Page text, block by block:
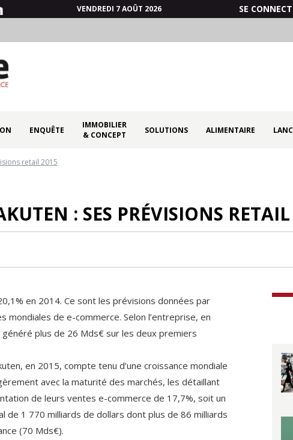
VENDREDI 7 AOÛT 2026 SE
ENQUÊTE
IMMOBILIER
& CONCEPT
SOLUTIONS ALIMENTAIRE
retail 2015
: SES PRÉVISIONS
en 2014. Ce sont les prévisions données par
mondiales de e-commerce. Selon l’entreprise, en
généré plus de 26 Mds€ sur les deux premiers
en 2015, compte tenu d’une croissance mondiale
avec la maturité des marchés, les détaillant
de leurs ventes e-commerce de 17,7%, soit un
de 1 770 milliards de dollars dont plus de 86 milliards
(70 Mds€).